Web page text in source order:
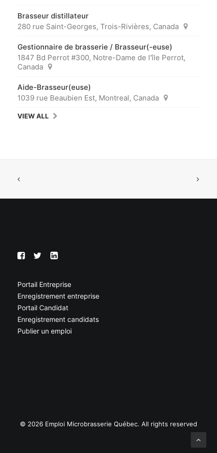
Brasseur distillateur
280 rue Saint-Georges, Trois-Rivières, Canada
Gestionnaire de brasserie / Brasseur(-euse)
1847 Bd Perrot #300, Notre-Dame de l'île Perrot,
Canada
Aide-Brasseur(euse)
1039 rue Beaubien Est, Montreal, Canada
VIEW ALL
Portail Entreprise
Enregistrement entreprise
Portail Candidat
Enregistrement candidats
Publier un emploi
© 2026 Emploi Microbrasserie Québec. All rights reserved